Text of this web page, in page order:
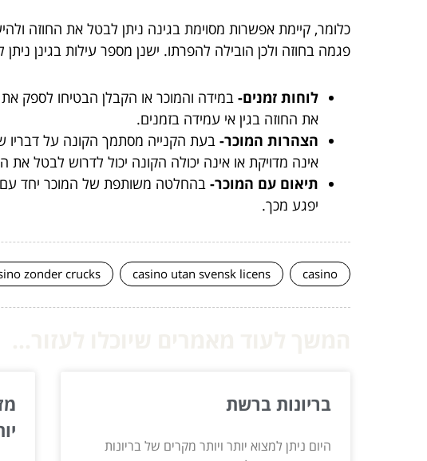
כלומר, קיימת אפשרות מסוימת בגינה ניתן לבטל את החוזה
פגמה בחוזה ולכן הובילה להפרתו. ישנן מספר עילות בגינן ניתן
לוחות זמנים- במידה והמוכר או הקבלן הבטיחו לספק
את החוזה בגין אי עמידה בזמנים.
הצהרות המוכר- בעת הקנייה מסתמך הקונה על
אינה מדויקת או אינה יכולה הקונה יכול לדרוש לבטל את
תיאום עם המוכר- בהחלטה משותפת של המוכר יחד עם
יפגע מכך.
casino
casino utan svensk licens
zonder crucks
בריונות ברשת
היום ניתן למצוא יותר ויותר מקרים של בריונות